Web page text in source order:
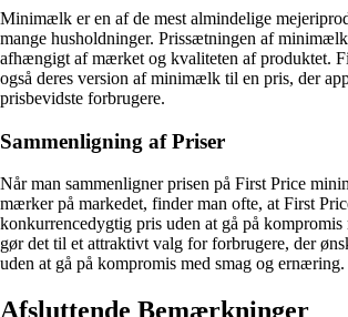
Minimælk er en af de mest almindelige
mange husholdninger. Prissætningen af
afhængigt af mærket og kvaliteten af produktet.
også deres version af minimælk til en pris, der
prisbevidste forbrugere.
Sammenligning af Priser
Når man sammenligner prisen på First Price
mærker på markedet, finder man ofte, at First
konkurrencedygtig pris uden at gå på
gør det til et attraktivt valg for forbrugere, der
uden at gå på kompromis med smag og ernæring.
Afsluttende Bemærkninger